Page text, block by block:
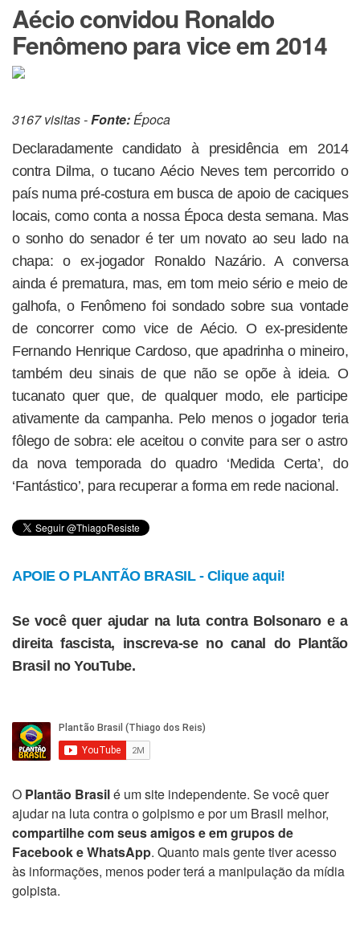
Aécio convidou Ronaldo
Fenômeno para vice em 2014
3167 visitas -Fonte:Época
Declaradamente candidato à presidência em 2014
contra Dilma, o tucano Aécio Neves tem percorrido o
país numa pré-costura em busca de apoio de caciques
locais, como conta a nossa Época desta semana. Mas
o sonho do senador é ter um novato ao seu lado na
chapa: o ex-jogador Ronaldo Nazário. A conversa
ainda é prematura, mas, em tom meio sério e meio de
galhofa, o Fenômeno foi sondado sobre sua vontade
de concorrer como vice de Aécio. O ex-presidente
Fernando Henrique Cardoso, que apadrinha o mineiro,
também deu sinais de que não se opõe à ideia. O
tucanato quer que, de qualquer modo, ele participe
ativamente da campanha. Pelo menos o jogador teria
fôlego de sobra: ele aceitou o convite para ser o astro
da nova temporada do quadro ‘Medida Certa’, do
‘Fantástico’, para recuperar a forma em rede nacional.
APOIE O PLANTÃO BRASIL - Clique aqui!
Se você quer ajudar na luta contra Bolsonaro e a
direita fascista, inscreva-se no canal do Plantão
Brasil no YouTube.
O Plantão Brasilé um site independente. Se você quer
ajudar na luta contra o golpismo e por um Brasil melhor,
compartilhe com seus amigos e em grupos de
Facebook e WhatsApp. Quanto mais gente tiver acesso
às informações, menos poder terá a manipulação da mídia
golpista.